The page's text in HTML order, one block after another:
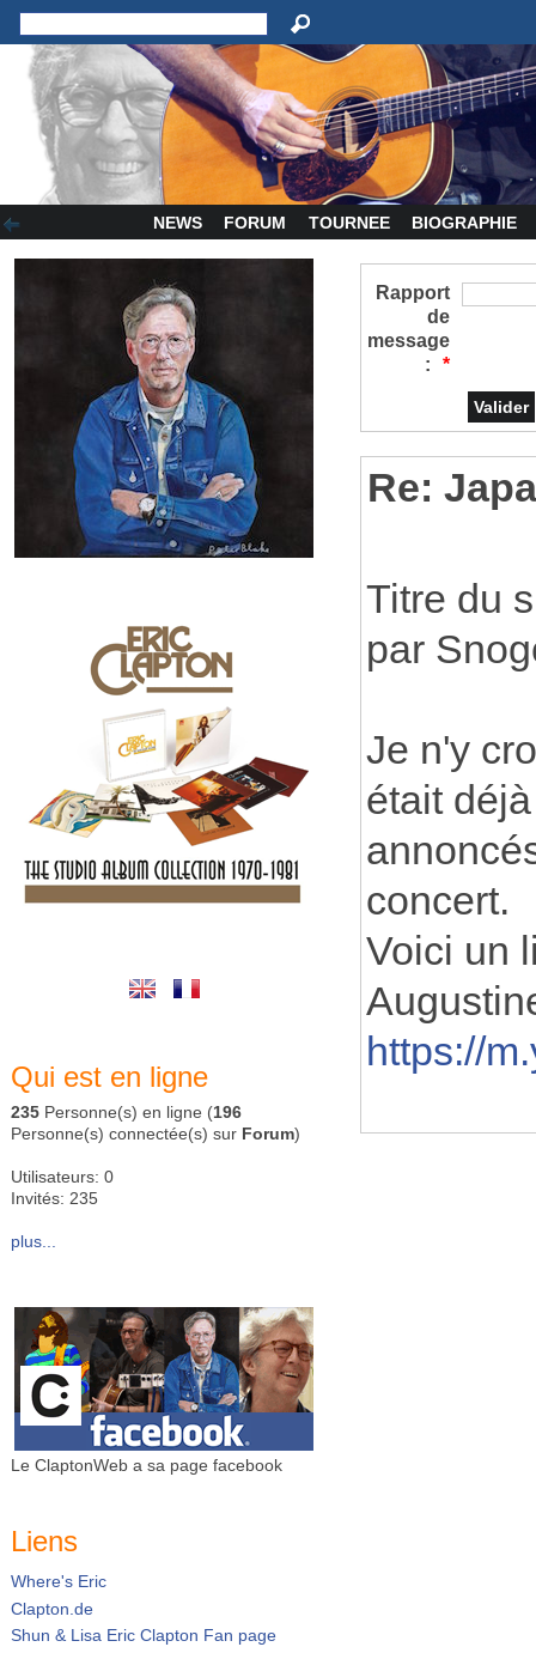
NEWS FORUM TOURNEE BIOGRAPHIE
Qui est en ligne
235 Personne(s) en ligne (196
Personne(s) connectée(s) sur Forum)
Utilisateurs: 0
Invités: 235
plus...
Le ClaptonWeb a sa page facebook
Liens
Where's Eric
Clapton.de
Shun & Lisa Eric Clapton Fan page
Rapport
de
message
:
*
Re:
Titre du
par
Je n'y
était
concert.
Voici un
https://